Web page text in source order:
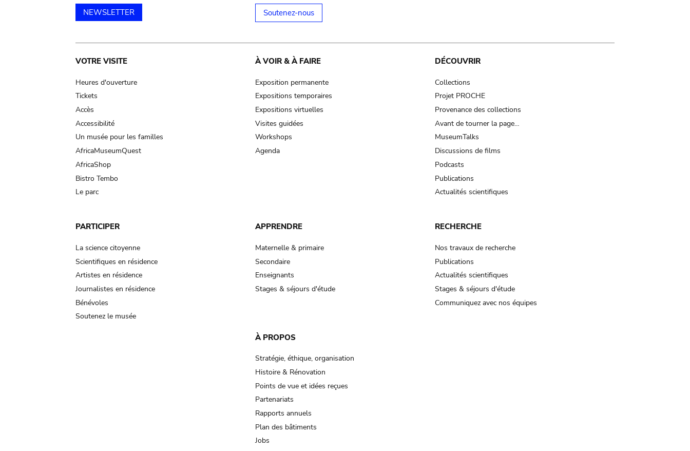
NEWSLETTER Soutenez-nous
Main
navigation
VOTRE VISITE
Heures d'ouverture
Tickets
Accès
Accessibilité
Un musée pour les familles
AfricaMuseumQuest
AfricaShop
Bistro Tembo
Le parc
À VOIR & À FAIRE
Exposition permanente
Expositions temporaires
Expositions virtuelles
Visites guidées
Workshops
Agenda
DÉCOUVRIR
Collections
Projet PROCHE
Provenance des collections
Avant de tourner la page…
MuseumTalks
Discussions de films
Podcasts
Publications
Actualités scientifiques
PARTICIPER
La science citoyenne
Scientifiques en résidence
Artistes en résidence
Journalistes en résidence
Bénévoles
Soutenez le musée
APPRENDRE
Maternelle & primaire
Secondaire
Enseignants
Stages & séjours d'étude
RECHERCHE
Nos travaux de recherche
Publications
Actualités scientifiques
Stages & séjours d'étude
Communiquez avec nos équipes
À PROPOS
Stratégie, éthique, organisation
Histoire & Rénovation
Points de vue et idées reçues
Partenariats
Rapports annuels
Plan des bâtiments
Jobs